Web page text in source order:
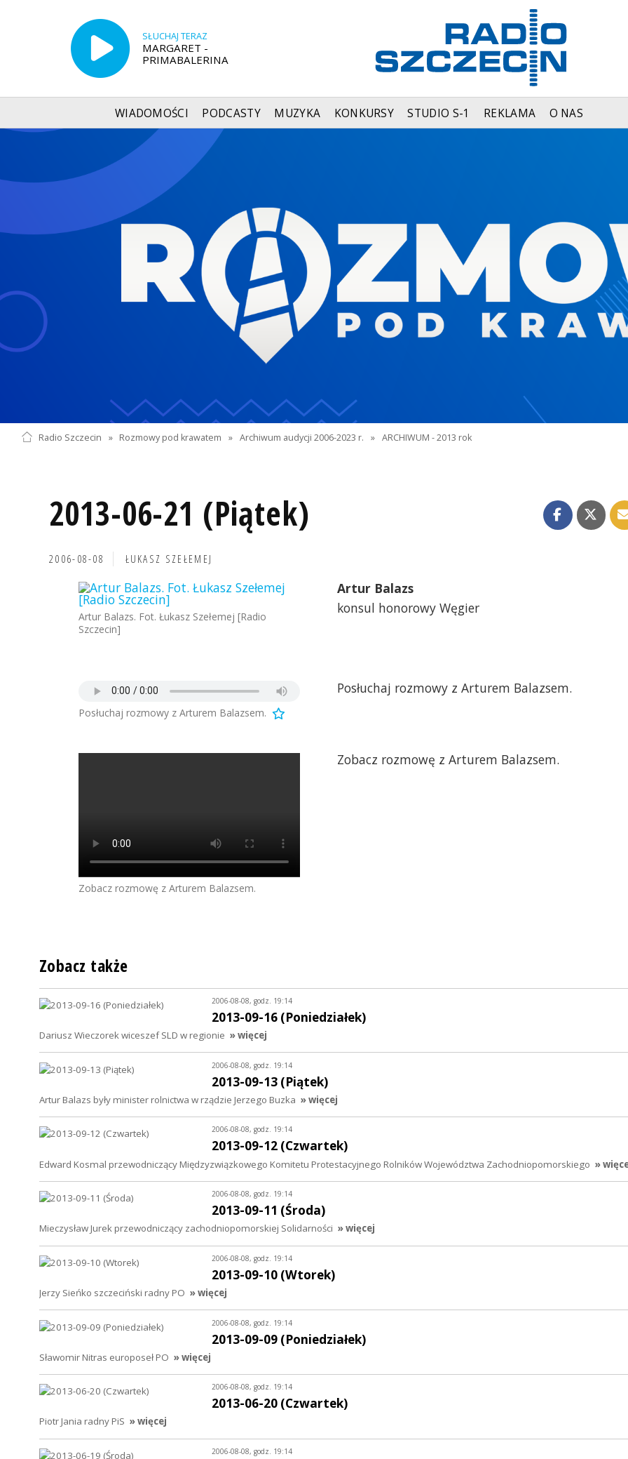
SŁUCHAJ TERAZ
MARGARET -
PRIMABALERINA
WIADOMOŚCI PODCASTY MUZYKA KONKURSY STUDIO S-1 REKLAMA O NAS
Radio Szczecin » Rozmowy pod krawatem » Archiwum audycji 2006-2023 r. » ARCHIWUM - 2013 rok
2013-06-21 (Piątek)
2006-08-08 ŁUKASZ SZEŁEMEJ
Artur Balazs. Fot. Łukasz Szełemej [Radio
Szczecin]
Artur Balazs
konsul honorowy Węgier
Posłuchaj rozmowy z Arturem Balazsem.
Posłuchaj rozmowy z Arturem Balazsem.
Zobacz rozmowę z Arturem Balazsem.
Zobacz rozmowę z Arturem Balazsem.
Zobacz także
2006-08-08, godz. 19:14
2013-09-16 (Poniedziałek)
Dariusz Wieczorek wiceszef SLD w regionie » więcej
2006-08-08, godz. 19:14
2013-09-13 (Piątek)
Artur Balazs były minister rolnictwa w rządzie Jerzego Buzka » więcej
2006-08-08, godz. 19:14
2013-09-12 (Czwartek)
Edward Kosmal przewodniczący Międzyzwiązkowego Komitetu Protestacyjnego Rolników Województwa Zachodniopomorskiego »
2006-08-08, godz. 19:14
2013-09-11 (Środa)
Mieczysław Jurek przewodniczący zachodniopomorskiej Solidarności » więcej
2006-08-08, godz. 19:14
2013-09-10 (Wtorek)
Jerzy Sieńko szczeciński radny PO » więcej
2006-08-08, godz. 19:14
2013-09-09 (Poniedziałek)
Sławomir Nitras europoseł PO » więcej
2006-08-08, godz. 19:14
2013-06-20 (Czwartek)
Piotr Jania radny PiS » więcej
2006-08-08, godz. 19:14